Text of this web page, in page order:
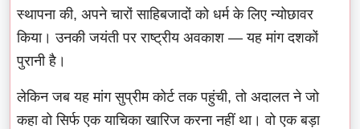
स्थापना की, अपने चारों साहिबजादों को धर्म के लिए न्योछावर
किया। उनकी जयंती पर राष्ट्रीय अवकाश — यह मांग दशकों
पुरानी है।
लेकिन जब यह मांग सुप्रीम कोर्ट तक पहुंची, तो अदालत ने जो
कहा वो सिर्फ एक याचिका खारिज करना नहीं था। वो एक बड़ा